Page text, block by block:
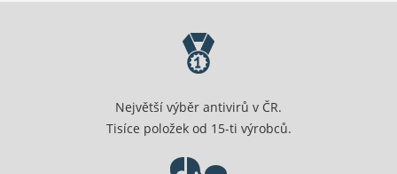
Největší výběr antivirů v ČR.
Tisíce položek od 15-ti výrobců.